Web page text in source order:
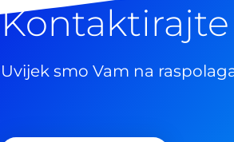
Kontaktirajte
Uvijek smo Vam na